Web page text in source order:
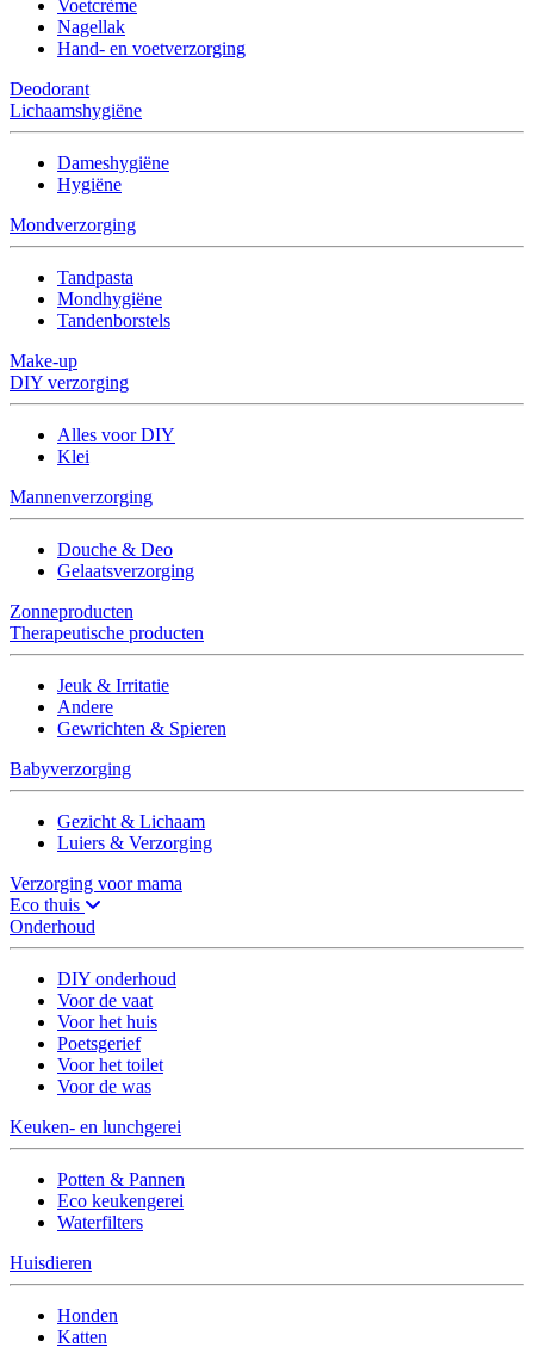
Voetcrème
Nagellak
Hand- en voetverzorging
Deodorant
Lichaamshygiëne
Dameshygiëne
Hygiëne
Mondverzorging
Tandpasta
Mondhygiëne
Tandenborstels
Make-up
DIY verzorging
Alles voor DIY
Klei
Mannenverzorging
Douche & Deo
Gelaatsverzorging
Zonneproducten
Therapeutische producten
Jeuk & Irritatie
Andere
Gewrichten & Spieren
Babyverzorging
Gezicht & Lichaam
Luiers & Verzorging
Verzorging voor mama
Eco thuis
Onderhoud
DIY onderhoud
Voor de vaat
Voor het huis
Poetsgerief
Voor het toilet
Voor de was
Keuken- en lunchgerei
Potten & Pannen
Eco keukengerei
Waterfilters
Huisdieren
Honden
Katten